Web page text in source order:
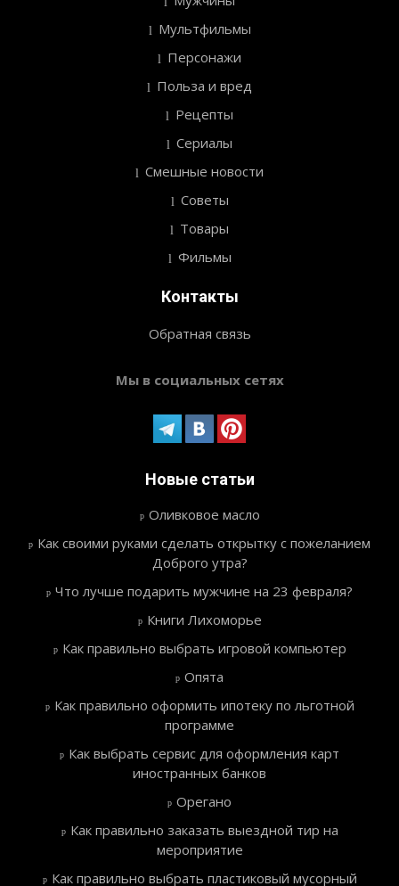
Мультфильмы
Персонажи
Польза и вред
Рецепты
Сериалы
Смешные новости
Советы
Товары
Фильмы
Контакты
Обратная связь
Мы в социальных сетях
Новые статьи
Оливковое масло
Как своими руками сделать открытку с пожеланием
Доброго утра?
Что лучше подарить мужчине на 23 февраля?
Книги Лихоморье
Как правильно выбрать игровой компьютер
Опята
Как правильно оформить ипотеку по льготной
программе
Как выбрать сервис для оформления карт
иностранных банков
Орегано
Как правильно заказать выездной тир на
мероприятие
Как правильно выбрать пластиковый мусорный